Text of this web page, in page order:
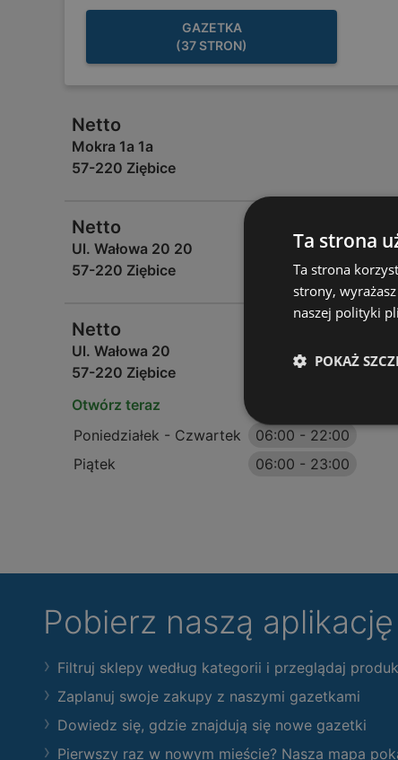
GAZETKA
(37 STRON)
Netto
Mokra 1a 1a
57-220 Ziębice
Netto
Ul. Wałowa 20 20
57-220 Ziębice
Netto
Ul. Wałowa 20
57-220 Ziębice
Otwórz teraz
Poniedziałek - Czwartek
06:00 - 22:00
Piątek
06:00 - 23:00
Pobierz naszą aplikację
Filtruj sklepy według kategorii i przeglądaj
Zaplanuj swoje zakupy z naszymi gazetkami
Dowiedz się, gdzie znajdują się nowe gazetki
Pierwszy raz w nowym mieście? Nasza mapa
Ta strona
Ta strona
strony,
naszej polityki
POKAŻ